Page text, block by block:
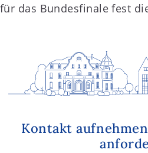
für das Bundesfinale fest
Kontakt